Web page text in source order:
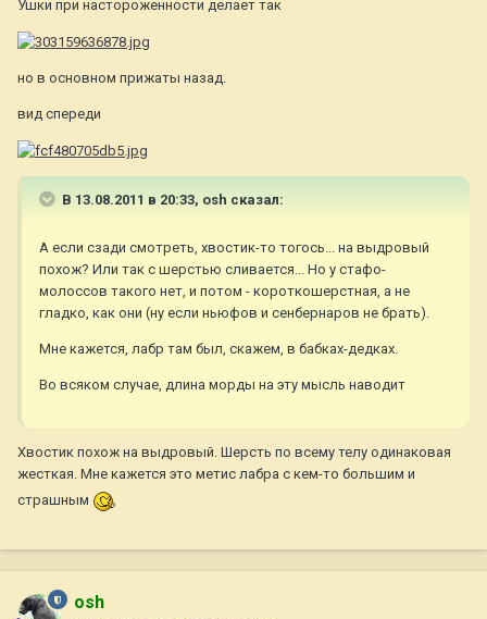
Ушки при настороженности делает так
но в основном прижаты назад.
вид спереди
В 13.08.2011 в 20:33, osh сказал:
А если сзади смотреть, хвостик-то тогось... на выдровый
похож? Или так с шерстью сливается... Но у стафо-
молоссов такого нет, и потом - короткошерстная, а не
гладко, как они (ну если ньюфов и сенбернаров не брать).
Мне кажется, лабр там был, скажем, в бабках-дедках.
Во всяком случае, длина морды на эту мысль наводит
Хвостик похож на выдровый. Шерсть по всему телу одинаковая
жесткая. Мне кажется это метис лабра с кем-то большим и
страшным
osh